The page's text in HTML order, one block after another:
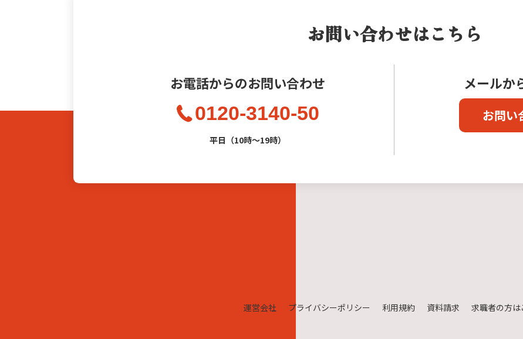
お問い合わせはこちら
お電話からのお問い合わせ
0120-3140-50
平日（10時〜19時）
メールか
お問い
運営会社 プライバシーポリシー 利用規約 資料請求 求職者の方は